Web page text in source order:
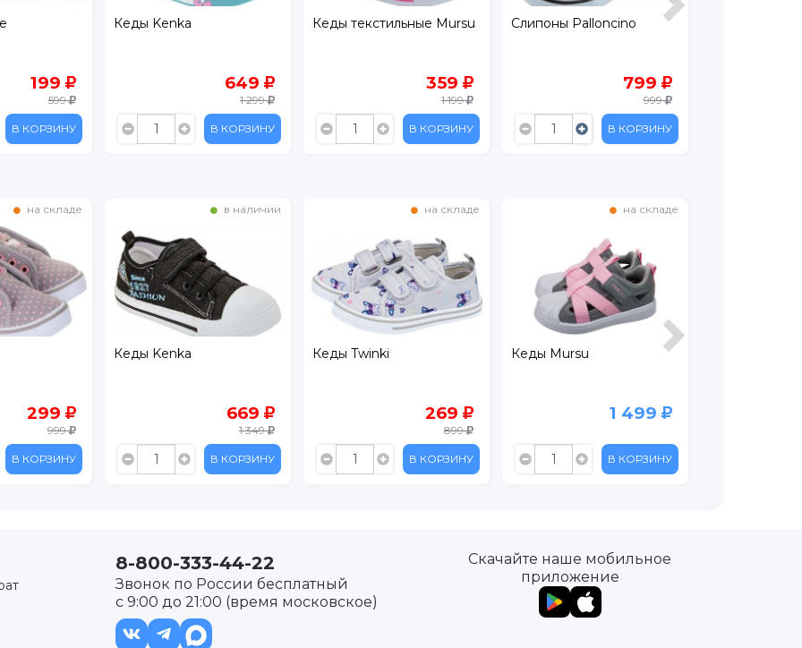
199
599
В КОРЗИНУ
Кеды Kenka
649
1 299
В КОРЗИНУ
Кеды текстильные Mursu
359
1 199
В КОРЗИНУ
Слипоны Palloncino
799
999
В КОРЗИНУ
на складе
299
999
В КОРЗИНУ
в наличии
Кеды Kenka
669
1 349
В КОРЗИНУ
на складе
Кеды Twinki
269
899
В КОРЗИНУ
на складе
Кеды Mursu
1 499
В КОРЗИНУ
8-800-333-44-22
Звонок по России бесплатный
с 9:00 до 21:00 (время московское)
Скачайте наше мобильное
приложение